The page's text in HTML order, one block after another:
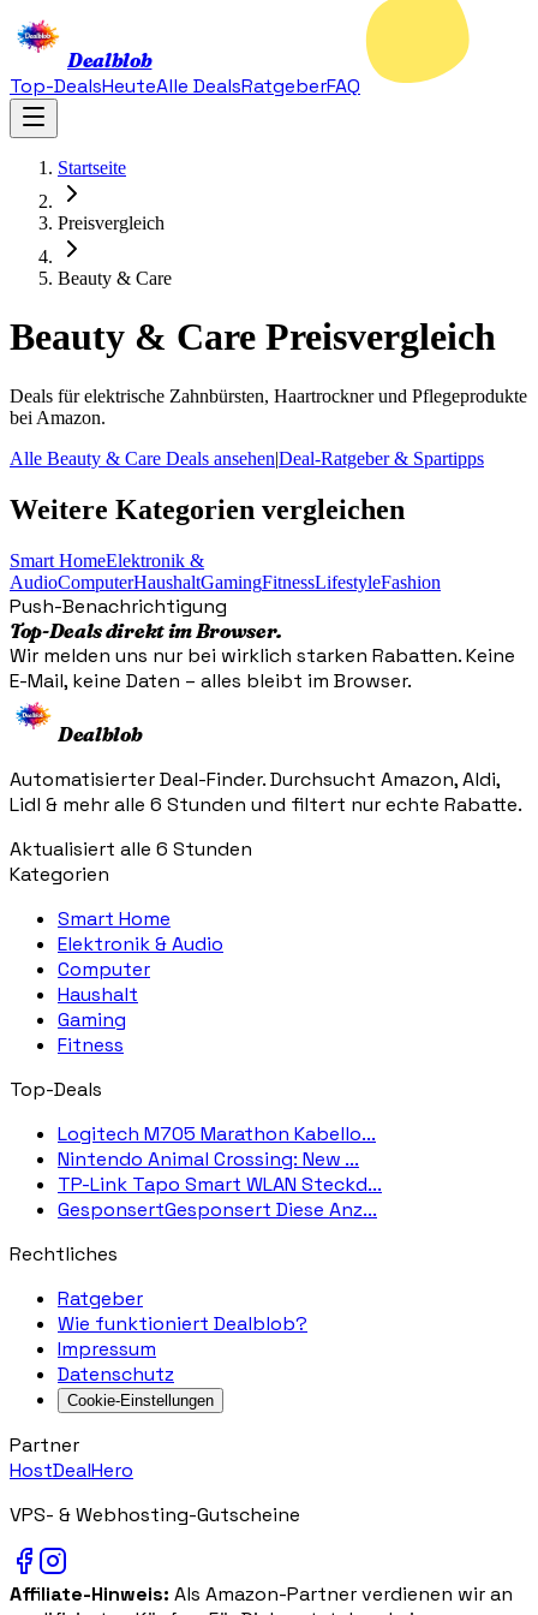
Dealblob
Top-DealsHeuteAlle DealsRatgeberFAQ
Startseite
Preisvergleich
Beauty & Care
Beauty & Care Preisvergleich
Deals für elektrische Zahnbürsten, Haartrockner und Pflegeprodukte
bei Amazon.
Alle Beauty & Care Deals ansehen|Deal-Ratgeber & Spartipps
Weitere Kategorien vergleichen
Smart HomeElektronik &
AudioComputerHaushaltGamingFitnessLifestyleFashion
Push-Benachrichtigung
Top-Deals direkt im Browser.
Wir melden uns nur bei wirklich starken Rabatten. Keine
E-Mail, keine Daten – alles bleibt im Browser.
Dealblob
Automatisierter Deal-Finder. Durchsucht Amazon, Aldi,
Lidl & mehr alle 6 Stunden und filtert nur echte Rabatte.
Aktualisiert alle 6 Stunden
Kategorien
Smart Home
Elektronik & Audio
Computer
Haushalt
Gaming
Fitness
Top-Deals
Logitech M705 Marathon Kabello...
Nintendo Animal Crossing: New ...
TP-Link Tapo Smart WLAN Steckd...
GesponsertGesponsert Diese Anz...
Rechtliches
Ratgeber
Wie funktioniert Dealblob?
Impressum
Datenschutz
Cookie-Einstellungen
Partner
HostDealHero
VPS- & Webhosting-Gutscheine
Affiliate-Hinweis: Als Amazon-Partner verdienen wir an